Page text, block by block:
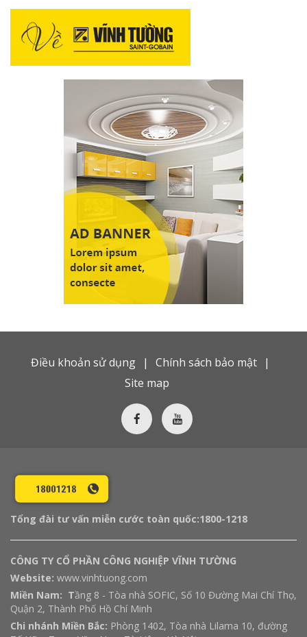
Điều khoản sử dụng
Chính sách bảo mật
Site map
Tổng đài tư vấn miễn cước toàn quốc:1800-1218
CÔNG TY CỔ PHẦN CÔNG NGHIỆP VĨNH TƯỜNG
Website: www.vinhtuong.com
Miền Nam: Tầng 8 - Tòa nhà SOFIC, Số 10 Đường Mai Chí Thọ,
Quận 2, Thành Phố Hồ Chí Minh
Chi nhánh Miền Bắc: Phòng 1402, Tòa nhà Lilama 10, đường